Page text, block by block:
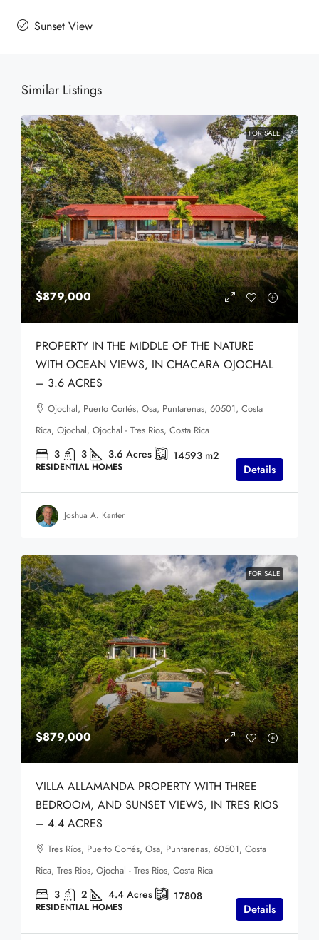
Sunset View
Similar Listings
FOR SALE
$879,000
PROPERTY IN THE MIDDLE OF THE NATURE
WITH OCEAN VIEWS, IN CHACARA OJOCHAL
– 3.6 ACRES
Ojochal, Puerto Cortés, Osa, Puntarenas, 60501, Costa
Rica, Ojochal, Ojochal - Tres Rios, Costa Rica
3 3 3.6 Acres 14593 m2
RESIDENTIAL HOMES Details
Joshua A. Kanter
FOR SALE
$879,000
VILLA ALLAMANDA PROPERTY WITH THREE
BEDROOM, AND SUNSET VIEWS, IN TRES RIOS
– 4.4 ACRES
Tres Ríos, Puerto Cortés, Osa, Puntarenas, 60501, Costa
Rica, Tres Rios, Ojochal - Tres Rios, Costa Rica
3 2 4.4 Acres 17808
RESIDENTIAL HOMES Details